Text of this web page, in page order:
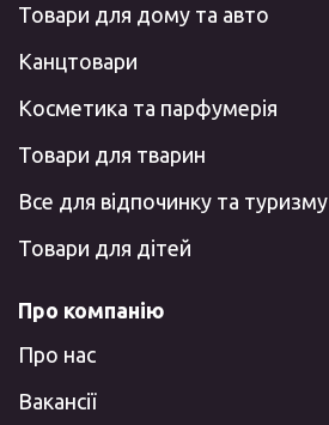
Товари для дому та авто
Канцтовари
Косметика та парфумерія
Товари для тварин
Все для відпочинку та туризму
Товари для дітей
Про компанію
Про нас
Вакансії